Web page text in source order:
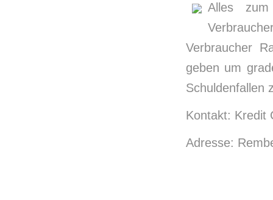
Alles
Verbraucher
geben um
Schuldenfallen
Kontakt: Kredit
Adresse: